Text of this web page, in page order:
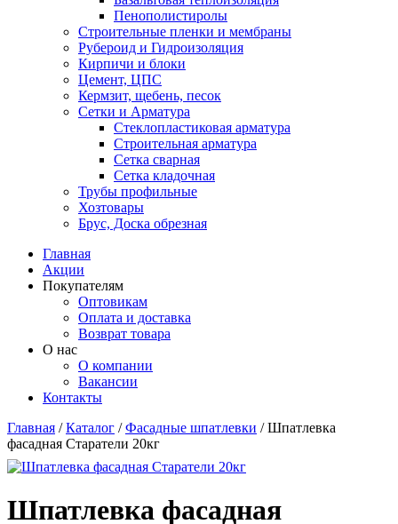
Пенополистиролы
Строительные пленки и мембраны
Рубероид и Гидроизоляция
Кирпичи и блоки
Цемент, ЦПС
Кермзит, щебень, песок
Сетки и Арматура
Стеклопластиковая арматура
Строительная арматура
Сетка сварная
Сетка кладочная
Трубы профильные
Хозтовары
Брус, Доска обрезная
Главная
Акции
Покупателям
Оптовикам
Оплата и доставка
Возврат товара
О нас
О компании
Вакансии
Контакты
Вы здесь
Главная / Каталог / Фасадные шпатлевки / Шпатлевка
фасадная Старатели 20кг
Шпатлевка фасадная